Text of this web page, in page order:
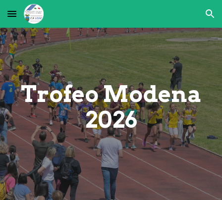
Skip to main content Skip to navigation
Trofeo Modena
2026